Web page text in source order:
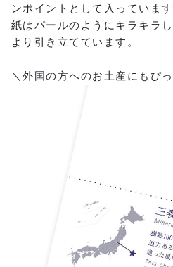
ンポイントとして入っています
紙はパールのようにキラキラ
より引き立てています。
＼外国の方へのお土産にもぴ